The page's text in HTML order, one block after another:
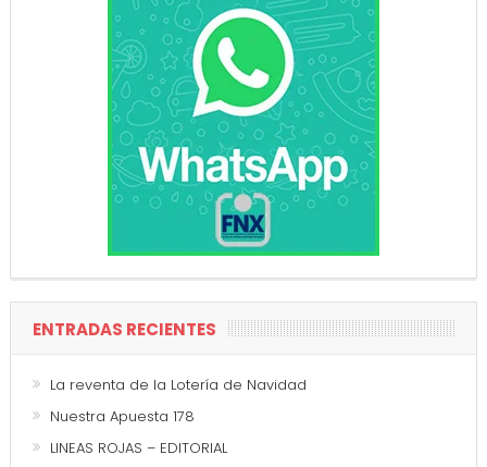
ENTRADAS RECIENTES
La reventa de la Lotería de Navidad
Nuestra Apuesta 178
LINEAS ROJAS – EDITORIAL